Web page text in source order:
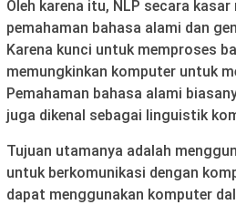
Oleh karena itu, NLP secara
pemahaman bahasa alami dan
Karena kunci untuk memproses
memungkinkan komputer untuk
Pemahaman bahasa alami
juga dikenal sebagai linguistik
Tujuan utamanya adalah
untuk berkomunikasi dengan
dapat menggunakan komputer